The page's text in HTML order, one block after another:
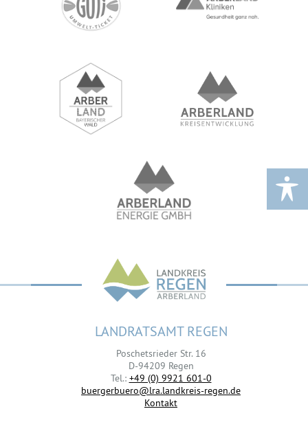
LANDRATSAMT REGEN
Poschetsrieder Str. 16
D-94209 Regen
Tel.: +49 (0) 9921 601-0
buergerbuero@lra.landkreis-regen.de
Kontakt